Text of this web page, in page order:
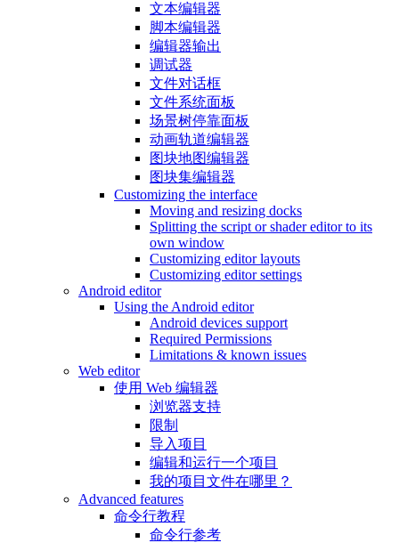
文本编辑器
脚本编辑器
编辑器输出
调试器
文件对话框
文件系统面板
场景树停靠面板
动画轨道编辑器
图块地图编辑器
图块集编辑器
Customizing the interface
Moving and resizing docks
Splitting the script or shader editor to its
own window
Customizing editor layouts
Customizing editor settings
Android editor
Using the Android editor
Android devices support
Required Permissions
Limitations & known issues
Web editor
使用 Web 编辑器
浏览器支持
限制
导入项目
编辑和运行一个项目
我的项目文件在哪里？
Advanced features
命令行教程
命令行参考